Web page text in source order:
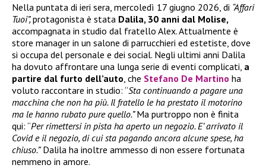
Nella puntata di ieri sera, mercoledì 17 giugno 2026, di “Affari
Tuoi”,protagonista è stata Dalila, 30 anni dal Molise,
accompagnata in studio dal fratello Alex. Attualmente è
store manager in un salone di parrucchieri ed estetiste, dove
si occupa del personale e dei social. Negli ultimi anni Dalila
ha dovuto affrontare una lunga serie di eventi complicati, a
partire dal furto dell’auto , che Stefano De Martino ha
voluto raccontare in studio: “Sta continuando a pagare una
macchina che non ha più. Il fratello le ha prestato il motorino
ma le hanno rubato pure quello.”Ma purtroppo non è finita
qui: “Per rimettersi in pista ha aperto un negozio. E’ arrivato il
Covid e il negozio, di cui sta pagando ancora alcune spese, ha
chiuso.”Dalila ha inoltre ammesso di non essere fortunata
nemmeno in amore.